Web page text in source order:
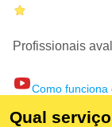
Profissionais
Como funciona
Qual